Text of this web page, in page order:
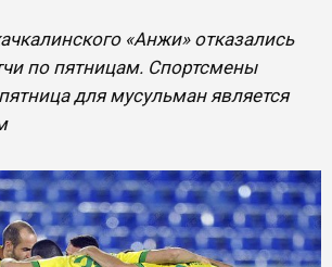
«Анжи» отказались
по пятницам. Спортсмены
для мусульман является